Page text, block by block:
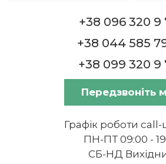
+38 096 320 9
+38 044 585
+38 099 320 9
Передзвоніть
Графік роботи call-
ПН-ПТ 09:00 -
СБ-НД